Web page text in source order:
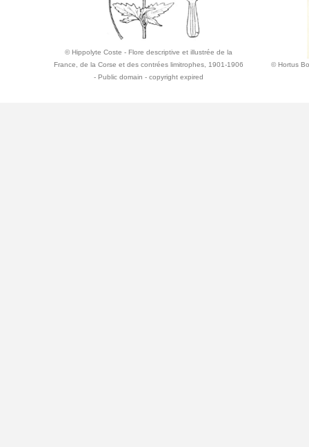
© Hippolyte Coste - Flore descriptive et illustrée de la
France, de la Corse et des contrées limitrophes, 1901-1906
- Public domain - copyright expired
© Hortus